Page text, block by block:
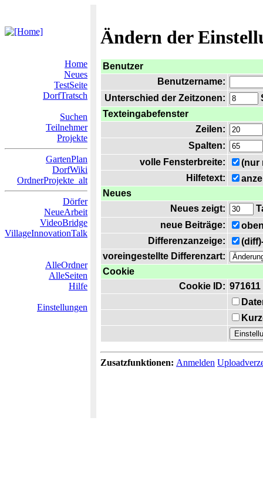
Ändern der
Home
Neues
TestSeite
DorfTratsch
Suchen
Teilnehmer
Projekte
GartenPlan
DorfWiki
OrdnerProjekte_alt
Dörfer
NeueArbeit
VideoBridge
VillageInnovationTalk
AlleOrdner
AlleSeiten
Hilfe
Einstellungen
Benutzer
Benutzername:
Unterschied der Zeitzonen:
Texteingabefenster
Zeilen:
Spalten:
volle Fensterbreite:
(nur
Hilfetext:
Neues
Neues zeigt:
neue Beiträge:
Differenzanzeige:
voreingestellte Differenzart:
Cookie
Cookie ID: 971611
Zusatzfunktionen: Anmelden